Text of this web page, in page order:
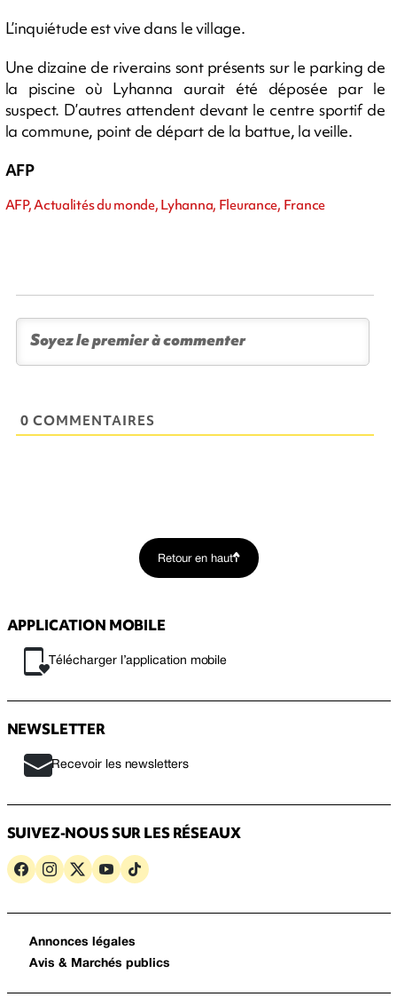
L’inquiétude est vive dans le village.
Une dizaine de riverains sont présents sur le parking de
la piscine où Lyhanna aurait été déposée par le
suspect. D’autres attendent devant le centre sportif de
la commune, point de départ de la battue, la veille.
AFP
AFP, Actualités du monde, Lyhanna, Fleurance, France
0 COMMENTAIRES
Retour en haut
APPLICATION MOBILE
Télécharger l’application mobile
NEWSLETTER
Recevoir les newsletters
SUIVEZ-NOUS SUR LES RÉSEAUX
Annonces légales
Avis & Marchés publics